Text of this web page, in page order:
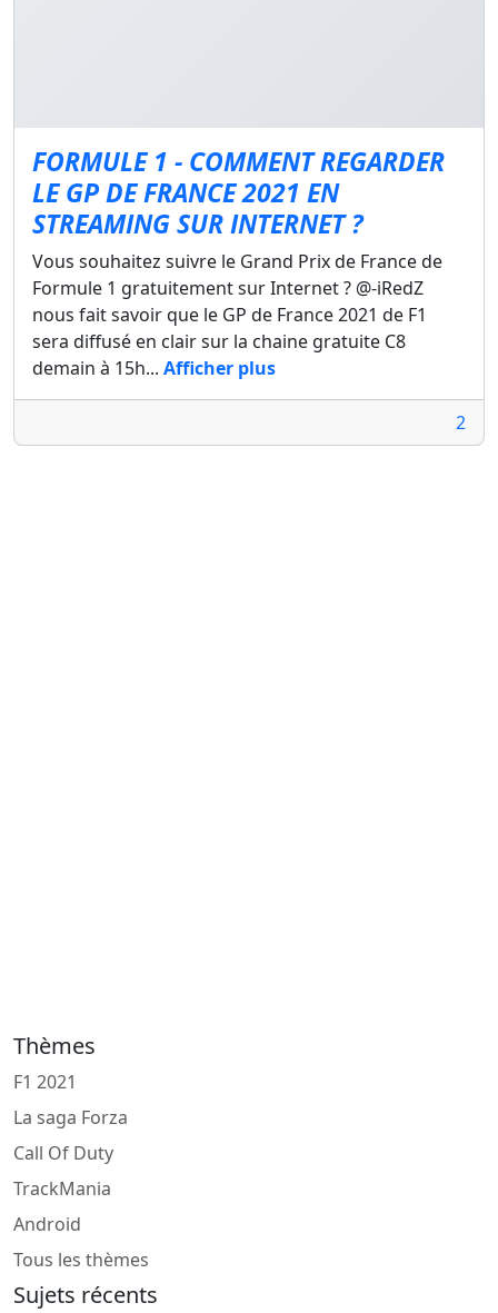
FORMULE 1 - COMMENT REGARDER
LE GP DE FRANCE 2021 EN
STREAMING SUR INTERNET ?
Vous souhaitez suivre le Grand Prix de France de
Formule 1 gratuitement sur Internet ? @-iRedZ
nous fait savoir que le GP de France 2021 de F1
sera diffusé en clair sur la chaine gratuite C8
demain à 15h... Afficher plus
2
Thèmes
F1 2021
La saga Forza
Call Of Duty
TrackMania
Android
Tous les thèmes
Sujets récents